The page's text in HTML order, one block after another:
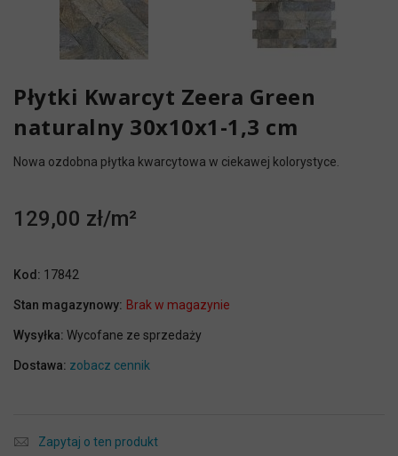
Płytki Kwarcyt Zeera Green
naturalny 30x10x1-1,3 cm
Nowa ozdobna płytka kwarcytowa w ciekawej kolorystyce.
129,00 zł
Kod: 17842
Stan magazynowy: Brak w magazynie
Wysyłka: Wycofane ze sprzedaży
Dostawa: zobacz cennik
Zapytaj o ten produkt